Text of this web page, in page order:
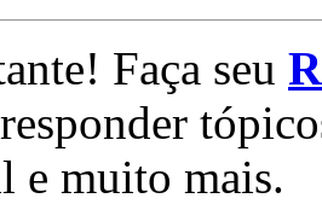
Faça seu
e muito mais.